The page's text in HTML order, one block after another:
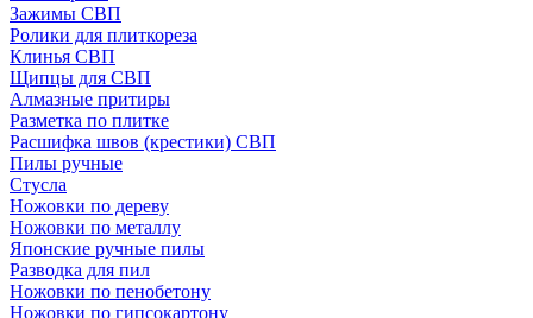
Зажимы СВП
Ролики для плиткореза
Клинья СВП
Щипцы для СВП
Алмазные притиры
Разметка по плитке
Расшифка швов (крестики) СВП
Пилы ручные
Стусла
Ножовки по дереву
Ножовки по металлу
Японские ручные пилы
Разводка для пил
Ножовки по пенобетону
Ножовки по гипсокартону